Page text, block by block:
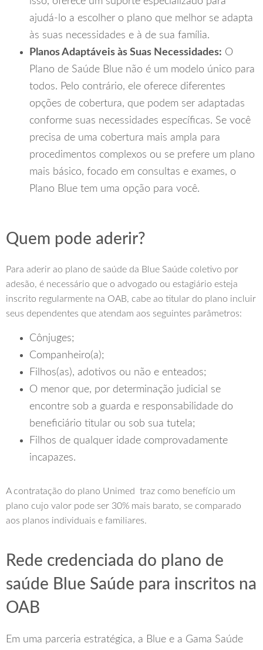
ajudá-lo a escolher o plano que melhor se adapta
às suas necessidades e à de sua família.
Planos Adaptáveis às Suas Necessidades: O
Plano de Saúde Blue não é um modelo único para
todos. Pelo contrário, ele oferece diferentes
opções de cobertura, que podem ser adaptadas
conforme suas necessidades específicas. Se você
precisa de uma cobertura mais ampla para
procedimentos complexos ou se prefere um plano
mais básico, focado em consultas e exames, o
Plano Blue tem uma opção para você.
Quem pode aderir?
Para aderir ao plano de saúde da Blue Saúde coletivo por
adesão, é necessário que o advogado ou estagiário esteja
inscrito regularmente na OAB, cabe ao titular do plano incluir
seus dependentes que atendam aos seguintes parâmetros:
Cônjuges;
Companheiro(a);
Filhos(as), adotivos ou não e enteados;
O menor que, por determinação judicial se
encontre sob a guarda e responsabilidade do
beneficiário titular ou sob sua tutela;
Filhos de qualquer idade comprovadamente
incapazes.
A contratação do plano Unimed traz como benefício um
plano cujo valor pode ser 30% mais barato, se comparado
aos planos individuais e familiares.
Rede credenciada do plano de
saúde Blue Saúde para inscritos na
OAB
Em uma parceria estratégica, a Blue e a Gama Saúde